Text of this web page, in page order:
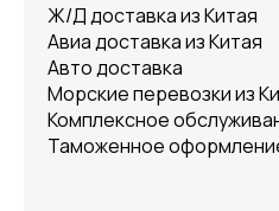
Ж/Д доставка из Китая
Авиа доставка из Китая
Авто доставка
Морские перевозки из
Комплексное
Таможенное